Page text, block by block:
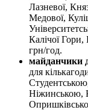
Лазневої,
Медової,
Калічої
грн/год.
майданчики
для
Ніжинською,